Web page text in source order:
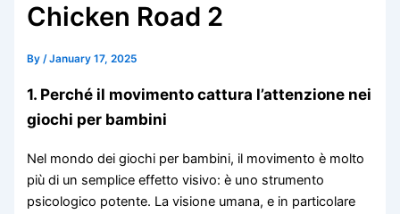
Chicken Road 2
By/January 17, 2025
1. Perché il movimento cattura l’attenzione nei
giochi per bambini
Nel mondo dei giochi per bambini, il movimento è molto
più di un semplice effetto visivo: è uno strumento
psicologico potente. La visione umana, e in particolare